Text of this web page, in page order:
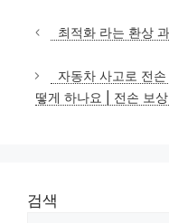
최적화 라는 환상
자동차 사고로 전
떻게 하나요 | 전손 보
검색